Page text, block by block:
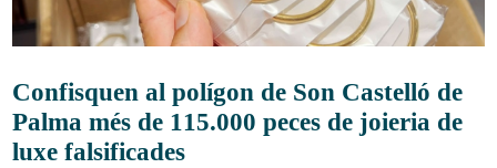
Confisquen al polígon de Son Castelló de
Palma més de 115.000 peces de joieria de
luxe falsificades